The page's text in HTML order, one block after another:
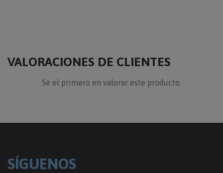
VALORACIONES DE CLIENTES
Sé el primero en valorar este producto.
SÍGUENOS